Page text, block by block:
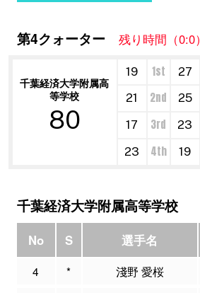
第4クォーター 残り時間（0:0）
千葉経済大学附属高
等学校
80
19 1st 27
21 2nd
25
17
3rd
23
23
4th 19
千葉経済大学附属高等学校
No S 選手名
4 * 淺野 愛桜